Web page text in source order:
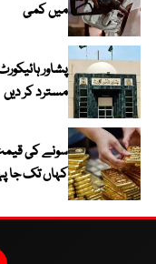
میں کمی
پشاور
مسترد کر دیں
سونے کی
کہاں تک جا